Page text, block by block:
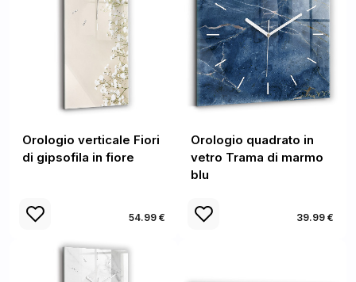
Orologio verticale Fiori
di gipsofila in fiore
54.99 €
Orologio quadrato in
vetro Trama di marmo
blu
39.99 €